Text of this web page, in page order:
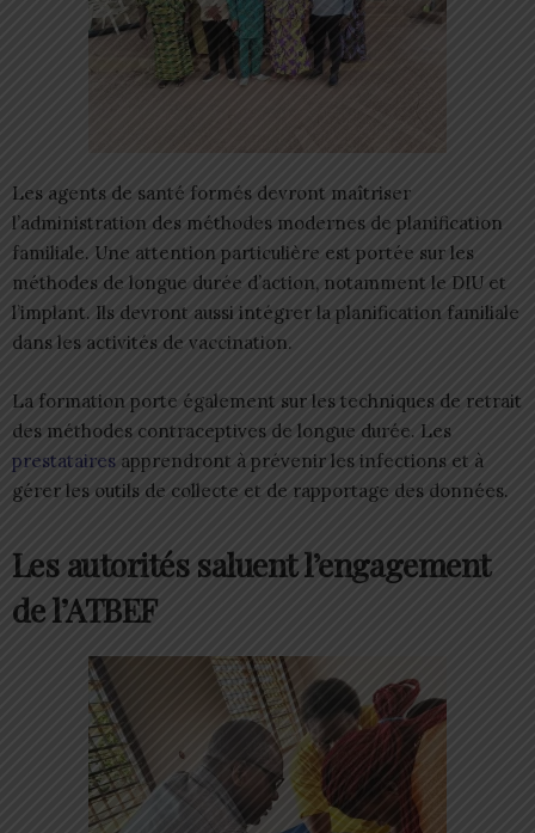
Les agents de santé formés devront maîtriser
l’administration des méthodes modernes de planification
familiale. Une attention particulière est portée sur les
méthodes de longue durée d’action, notamment le DIU et
l’implant. Ils devront aussi intégrer la planification familiale
dans les activités de vaccination.
La formation porte également sur les techniques de retrait
des méthodes contraceptives de longue durée. Les
prestataires apprendront à prévenir les infections et à
gérer les outils de collecte et de rapportage des données.
Les autorités saluent l’engagement
de l’ATBEF